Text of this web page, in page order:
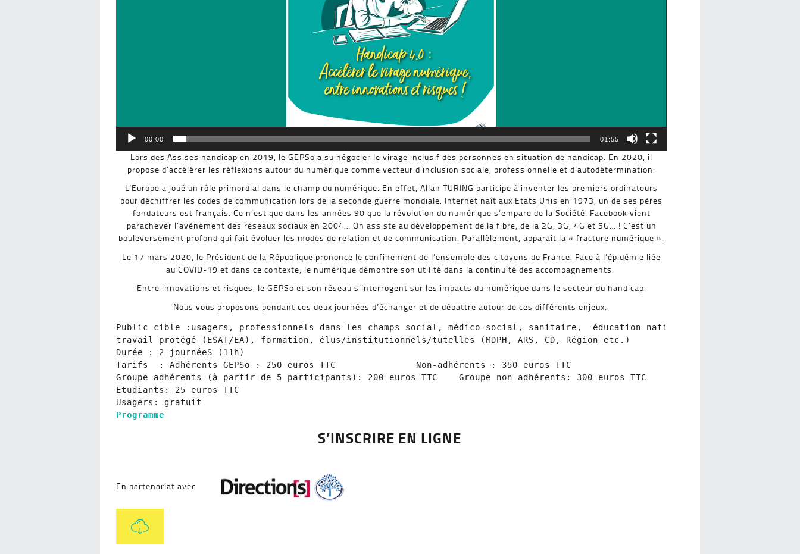
00:00 01:55
Lors des Assises handicap en 2019, le GEPSo a su négocier le virage inclusif des personnes en situation de handicap. En 2020, il
propose d’accélérer les réflexions autour du numérique comme vecteur d’inclusion sociale, professionnelle et d’autodétermination.
L’Europe a joué un rôle primordial dans le champ du numérique. En effet, Allan TURING participe à inventer les premiers ordinateurs
pour déchiffrer les codes de communication lors de la seconde guerre mondiale. Internet naît aux Etats Unis en 1973, un de ses pères
fondateurs est français. Ce n’est que dans les années 90 que la révolution du numérique s’empare de la Société. Facebook vient
parachever l’avènement des réseaux sociaux en 2004… On assiste au développement de la fibre, de la 2G, 3G, 4G et 5G… ! C’est un
bouleversement profond qui fait évoluer les modes de relation et de communication. Parallèlement, apparaît la « fracture numérique ».
Le 17 mars 2020, le Président de la République prononce le confinement de l’ensemble des citoyens de France. Face à l’épidémie liée
au COVID-19 et dans ce contexte, le numérique démontre son utilité dans la continuité des accompagnements.
Entre innovations et risques, le GEPSo et son réseau s’interrogent sur les impacts du numérique dans le secteur du handicap.
Nous vous proposons pendant ces deux journées d’échanger et de débattre autour de ces différents enjeux.
Public cible :usagers, professionnels dans les champs social, médico-social,
sanitaire,  éducation nationale,
travail protégé (ESAT/EA), formation, élus/institutionnels/tutelles (MDPH, ARS, CD, Région etc.)
Durée : 2 journéeS (11h)
Tarifs  : Adhérents GEPSo : 250 euros TTC               Non-adhérents : 350 euros TTC
Groupe adhérents (à partir de 5 participants): 200 euros TTC    Groupe non adhérents: 300 euros TTC
Etudiants: 25 euros TTC
Programme
S’INSCRIRE EN LIGNE
En partenariat avec